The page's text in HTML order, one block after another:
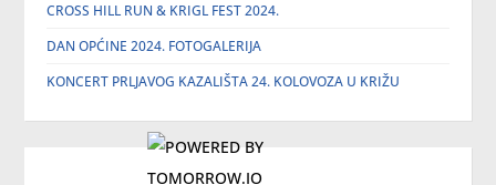
CROSS HILL RUN & KRIGL FEST 2024.
DAN OPĆINE 2024. FOTOGALERIJA
KONCERT PRLJAVOG KAZALIŠTA 24. KOLOVOZA U KRIŽU